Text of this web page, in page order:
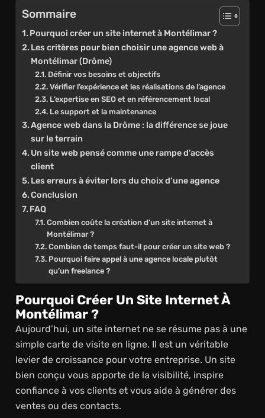
Sommaire
Pourquoi créer un site internet à Montélimar ?
Les critères pour bien choisir une agence web à
Montélimar (Drôme)
Définir vos besoins et objectifs
Vérifier l’expérience et les réalisations de l’agence
L’expertise en SEO et en référencement local
Le support et la maintenance
Agence web dans la Drôme : la différence se joue
sur le terrain
Un site web pensé comme une rampe d’accès
client
Les erreurs à éviter lors du choix d’une agence
Conclusion
FAQ
Combien coûte la création d’un site internet à
Montélimar ?
Combien de temps faut-il pour créer un site web ?
Pourquoi faire appel à une agence locale plutôt
qu’un freelance ?
Pourquoi Créer Un Site Internet À
Montélimar ?
Aujourd’hui, un site internet ne se résume pas à une
simple carte de visite en ligne. Il est un véritable
levier de croissance pour votre entreprise. Un site
bien conçu vous apporte de la visibilité, inspire
confiance à vos clients et vous aide à générer des
ventes ou des contacts.